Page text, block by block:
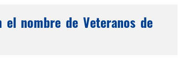
nombre de Veteranos de